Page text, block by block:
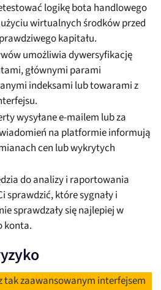
logikę bota handlowego
wirtualnych środków przed
kapitału.
umożliwia dywersyfikację
głównymi parami
indeksami lub towarami z
wysyłane e-mailem lub za
na platformie informują
cen lub wykrytych
do analizy i raportowania
sprawdzić, które sygnały i
sprawdzały się najlepiej w
konta.
tak zaawansowanym interfejsem